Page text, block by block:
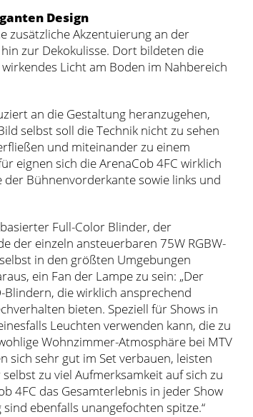
Design
zusätzliche Akzentuierung an der
zur Dekokulisse. Dort bildeten die
Licht am Boden im Nahbereich
an die Gestaltung heranzugehen,
selbst soll die Technik nicht zu sehen
und miteinander zu einem
eignen sich die ArenaCob 4FC wirklich
Bühnenvorderkante sowie links und
Full-Color Blinder, der
der einzeln ansteuerbaren 75W RGBW-
in den größten Umgebungen
ein Fan der Lampe zu sein: „Der
die wirklich ansprechend
bieten. Speziell für Shows in
Leuchten verwenden kann, die zu
Wohnzimmer-Atmosphäre bei MTV
sich sehr gut im Set verbauen, leisten
zu viel Aufmerksamkeit auf sich zu
4FC das Gesamterlebnis in jeder Show
ebenfalls unangefochten spitze.“